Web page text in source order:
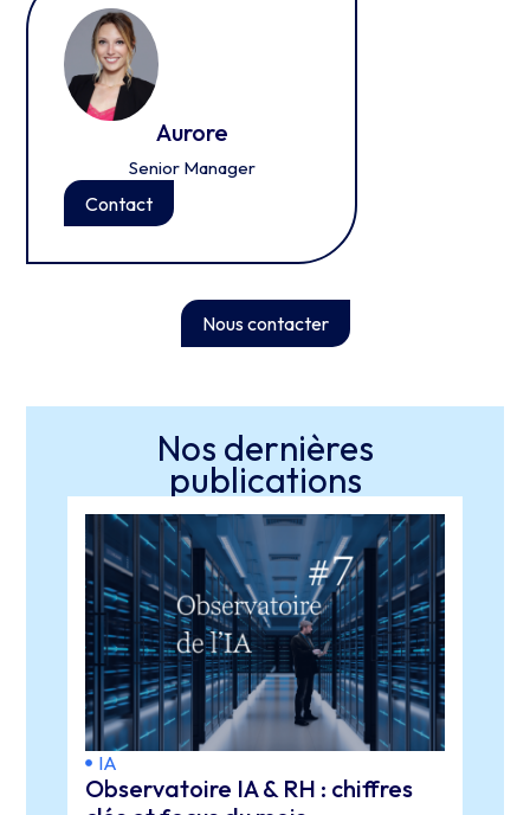
Aurore
Senior Manager
Contact
Nous contacter
Nos dernières
publications
IA
Observatoire IA & RH : chiffres